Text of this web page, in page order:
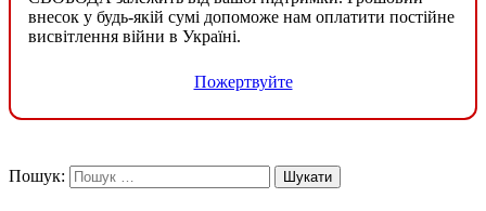
внесок у будь-якій сумі допоможе нам оплатити постійне
висвітлення війни в Україні.
Пожертвуйте
Пошук: